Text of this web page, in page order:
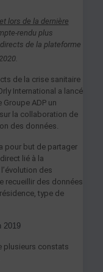
lors de la dernière
rendu plus
de la plateforme
de la crise sanitaire
International a lancé
ADP un
la collaboration de
des données.
pour but de partager
lié à la
des
recueillir des données
type de
2019
plusieurs constats